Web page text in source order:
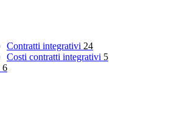
Contratti integrativi 24
Costi contratti integrativi 5
6